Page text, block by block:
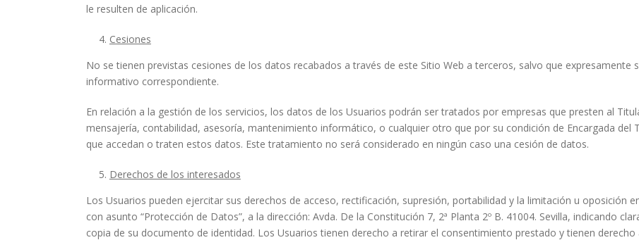
le resulten de aplicación.
Cesiones
No se tienen previstas cesiones de los datos recabados a través de este Sitio Web a terceros, salvo que expresamente
informativo correspondiente.
En relación a la gestión de los servicios, los datos de los Usuarios podrán ser tratados por empresas que presten al
mensajería, contabilidad, asesoría, mantenimiento informático, o cualquier otro que por su condición de Encargada del
que accedan o traten estos datos. Este tratamiento no será considerado en ningún caso una cesión de datos.
Derechos de los interesados
Los Usuarios pueden ejercitar sus derechos de acceso, rectificación, supresión, portabilidad y la limitación u oposición
con asunto “Protección de Datos”, a la dirección: Avda. De la Constitución 7, 2ª Planta 2º B. 41004. Sevilla, indicando
copia de su documento de identidad. Los Usuarios tienen derecho a retirar el consentimiento prestado y tienen